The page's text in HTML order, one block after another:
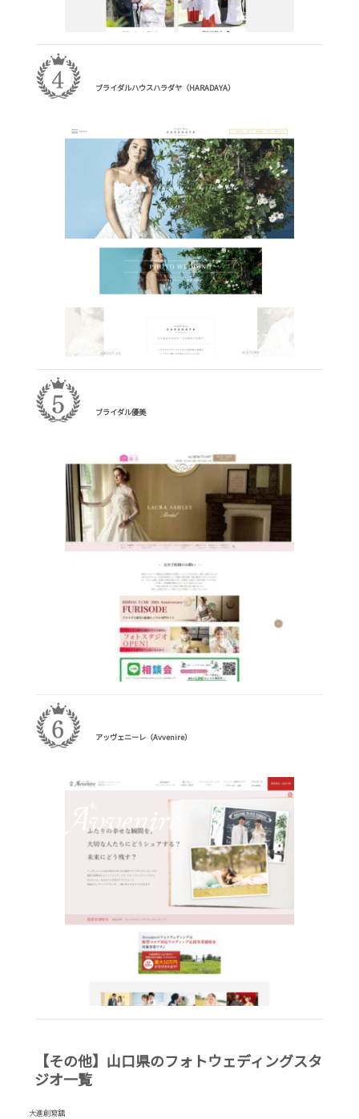
ブライダルハウスハラダヤ（HARADAYA）
ブライダル優美
アッヴェニーレ（Avvenire）
【その他】山口県のフォトウェディングスタ
ジオ一覧
大進創寫舘